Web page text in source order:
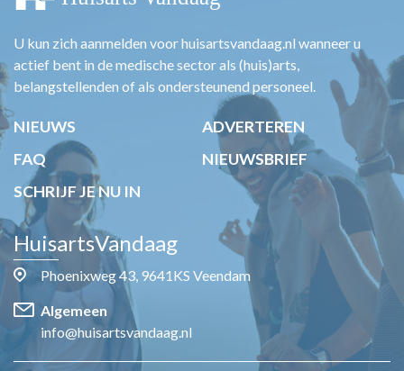
U kun zich aanmelden voor huisartsvandaag.nl wanneer u
actief bent in de medische sector als (huis)arts,
belangstellenden of als ondersteunend personeel.
NIEUWS
ADVERTEREN
FAQ
NIEUWSBRIEF
SCHRIJF JE NU IN
HuisartsVandaag
Phoenixweg 43, 9641KS Veendam
Algemeen
info@huisartsvandaag.nl